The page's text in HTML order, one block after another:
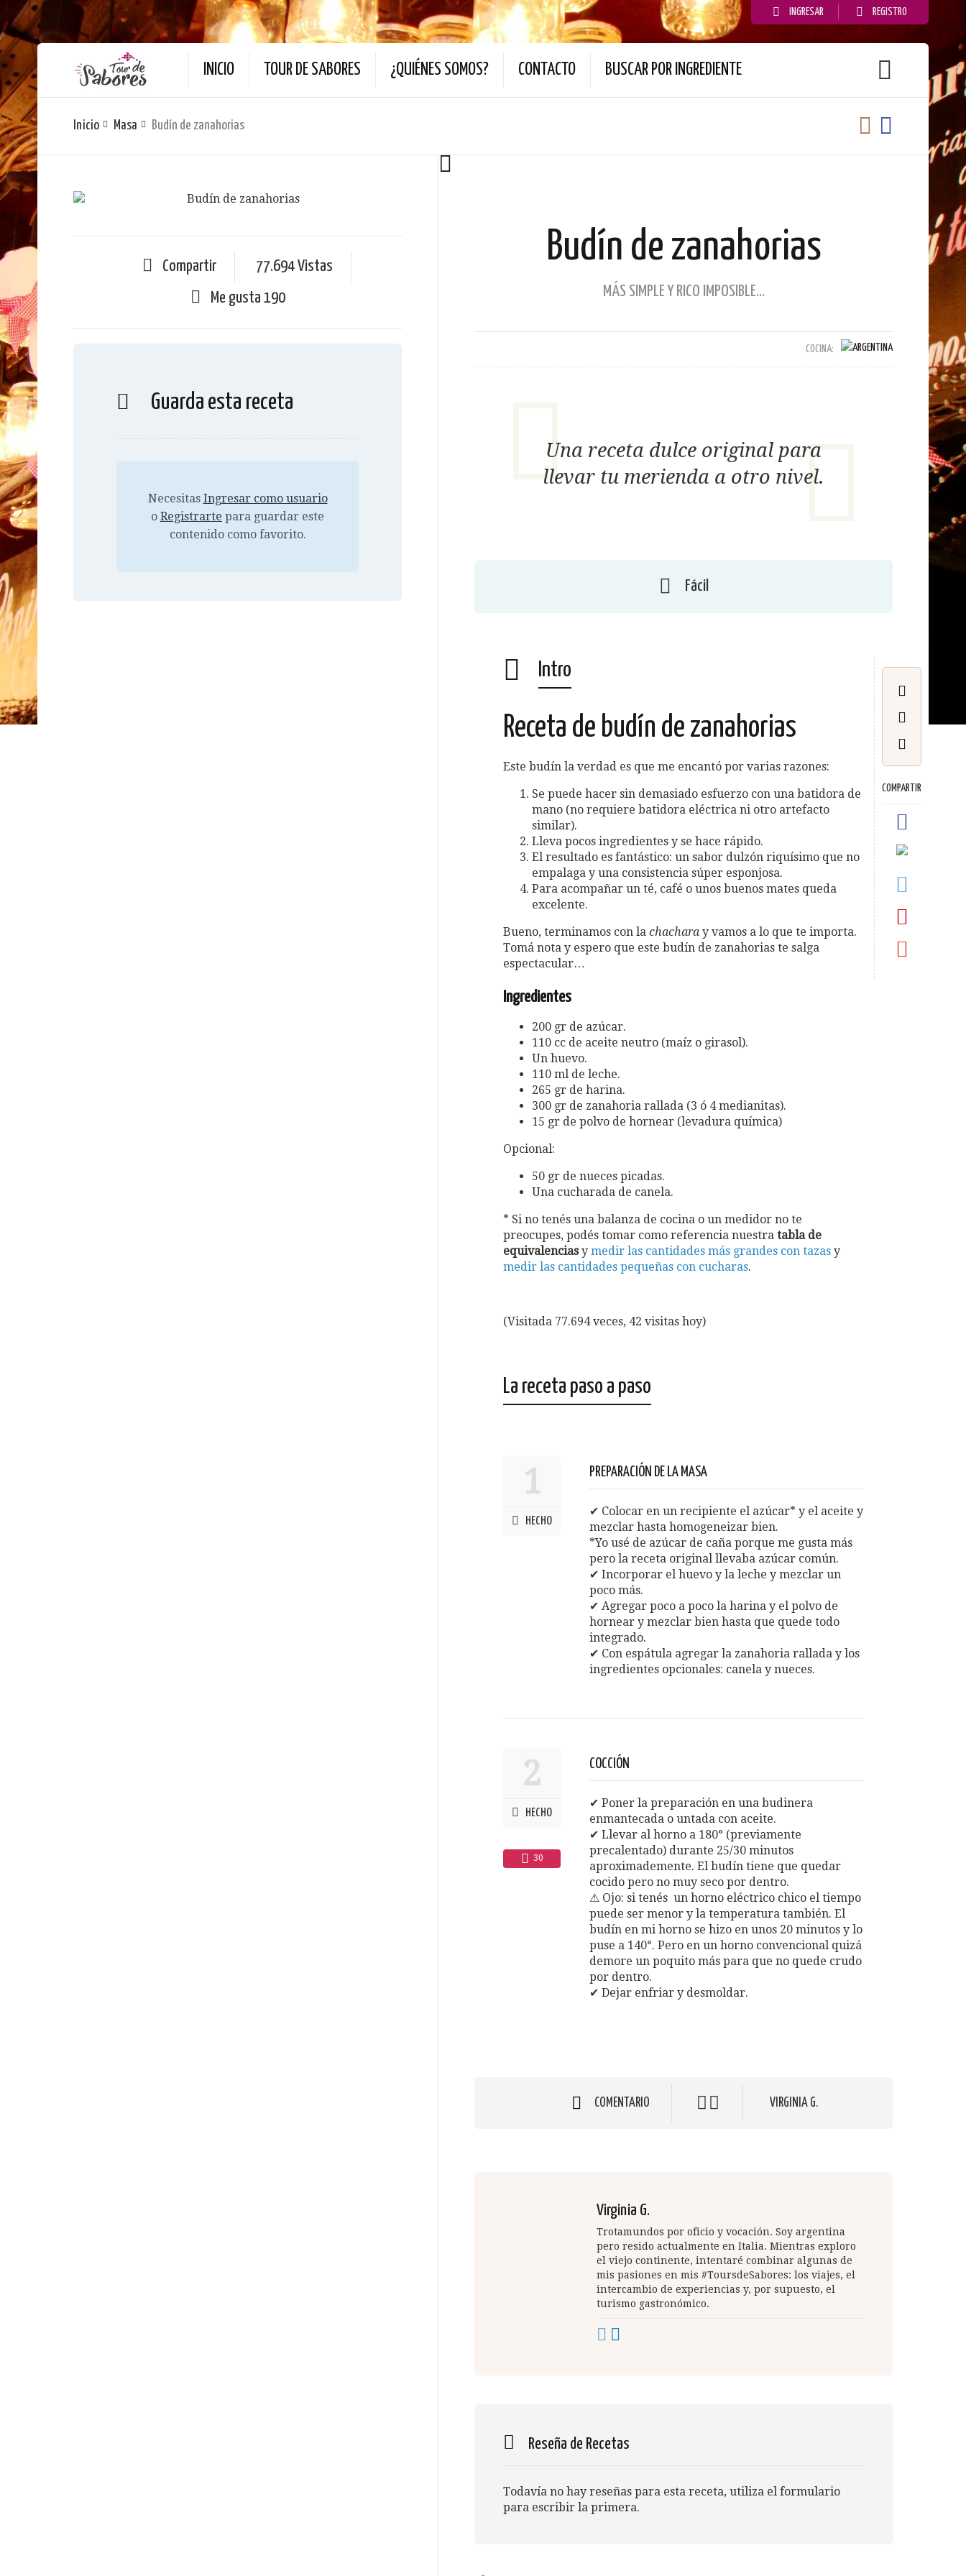
INGRESAR REGISTRO
INICIO TOUR DE SABORES ¿QUIÉNES SOMOS? CONTACTO BUSCAR POR INGREDIENTE
Inicio Masa Budín de zanahorias
Compartir
77.694 Vistas
Me gusta 190
Guarda esta receta
Necesitas Ingresar como usuario
o Registrarte para guardar este
contenido como favorito.
Budín de zanahorias
MÁS SIMPLE Y RICO IMPOSIBLE...
COCINA:
Una receta dulce original para
llevar tu merienda a otro nivel.
Fácil
Intro
COMPARTIR
Receta de budín de zanahorias
Este budín la verdad es que me encantó por varias razones:
Se puede hacer sin demasiado esfuerzo con una batidora de
mano (no requiere batidora eléctrica ni otro artefacto
similar).
Lleva pocos ingredientes y se hace rápido.
El resultado es fantástico: un sabor dulzón riquísimo que no
empalaga y una consistencia súper esponjosa.
Para acompañar un té, café o unos buenos mates queda
excelente.
Bueno, terminamos con la chachara y vamos a lo que te importa.
Tomá nota y espero que este budín de zanahorias te salga
espectacular…
Ingredientes
200 gr de azúcar.
110 cc de aceite neutro (maíz o girasol).
Un huevo.
110 ml de leche.
265 gr de harina.
300 gr de zanahoria rallada (3 ó 4 medianitas).
15 gr de polvo de hornear (levadura química)
Opcional:
50 gr de nueces picadas.
Una cucharada de canela.
* Si no tenés una balanza de cocina o un medidor no te
preocupes, podés tomar como referencia nuestra tabla de
equivalenciasy medir las cantidades más grandes con tazas y
medir las cantidades pequeñas con cucharas.
(Visitada 77.694 veces, 42 visitas hoy)
La receta paso a paso
1
HECHO
PREPARACIÓN DE LA MASA
✔ Colocar en un recipiente el azúcar* y el aceite y
mezclar hasta homogeneizar bien.
*Yo usé de azúcar de caña porque me gusta más
pero la receta original llevaba azúcar común.
✔ Incorporar el huevo y la leche y mezclar un
poco más.
✔ Agregar poco a poco la harina y el polvo de
hornear y mezclar bien hasta que quede todo
integrado.
✔ Con espátula agregar la zanahoria rallada y los
ingredientes opcionales: canela y nueces.
2
HECHO
30
COCCIÓN
✔ Poner la preparación en una budinera
enmantecada o untada con aceite.
✔ Llevar al horno a 180° (previamente
precalentado) durante 25/30 minutos
aproximademente. El budín tiene que quedar
cocido pero no muy seco por dentro.
⚠ Ojo: si tenés un horno eléctrico chico el tiempo
puede ser menor y la temperatura también. El
budín en mi horno se hizo en unos 20 minutos y lo
puse a 140°. Pero en un horno convencional quizá
demore un poquito más para que no quede crudo
por dentro.
✔ Dejar enfriar y desmoldar.
COMENTARIO VIRGINIA G.
Virginia G.
Trotamundos por oficio y vocación. Soy argentina
pero resido actualmente en Italia. Mientras exploro
el viejo continente, intentaré combinar algunas de
mis pasiones en mis #ToursdeSabores: los viajes, el
intercambio de experiencias y, por supuesto, el
turismo gastronómico.
Reseña de Recetas
Todavía no hay reseñas para esta receta, utiliza el formulario
para escribir la primera.